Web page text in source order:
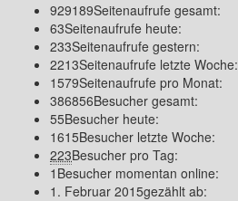
929189Seitenaufrufe gesamt:
63Seitenaufrufe heute:
233Seitenaufrufe gestern:
2213Seitenaufrufe letzte Woche:
1579Seitenaufrufe pro Monat:
386856Besucher gesamt:
55Besucher heute:
1615Besucher letzte Woche:
223Besucher pro Tag:
1 Besucher momentan online:
1. Februar 2015gezählt ab: